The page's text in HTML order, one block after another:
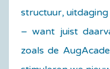
structuur,
– want juist
zoals de